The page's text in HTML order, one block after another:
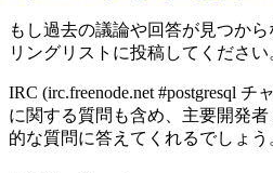
もし過去の議論や回答が見つか
リングリストに投稿してください
IRC (irc.freenode.net #postgresql
に関する質問も含め、主要開発者
的な質問に答えてくれるでしょう